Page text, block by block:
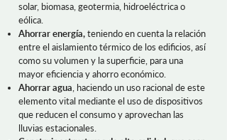
solar, biomasa, geotermia, hidroeléctrica o
eólica.
Ahorrar energía,teniendo en cuenta la relación
entre el aislamiento térmico de los edificios, así
como su volumen y la superficie, para una
mayor eficiencia y ahorro económico.
Ahorrar agua , haciendo un uso racional de este
elemento vital mediante el uso de dispositivos
que reducen el consumo y aprovechan las
lluvias estacionales.